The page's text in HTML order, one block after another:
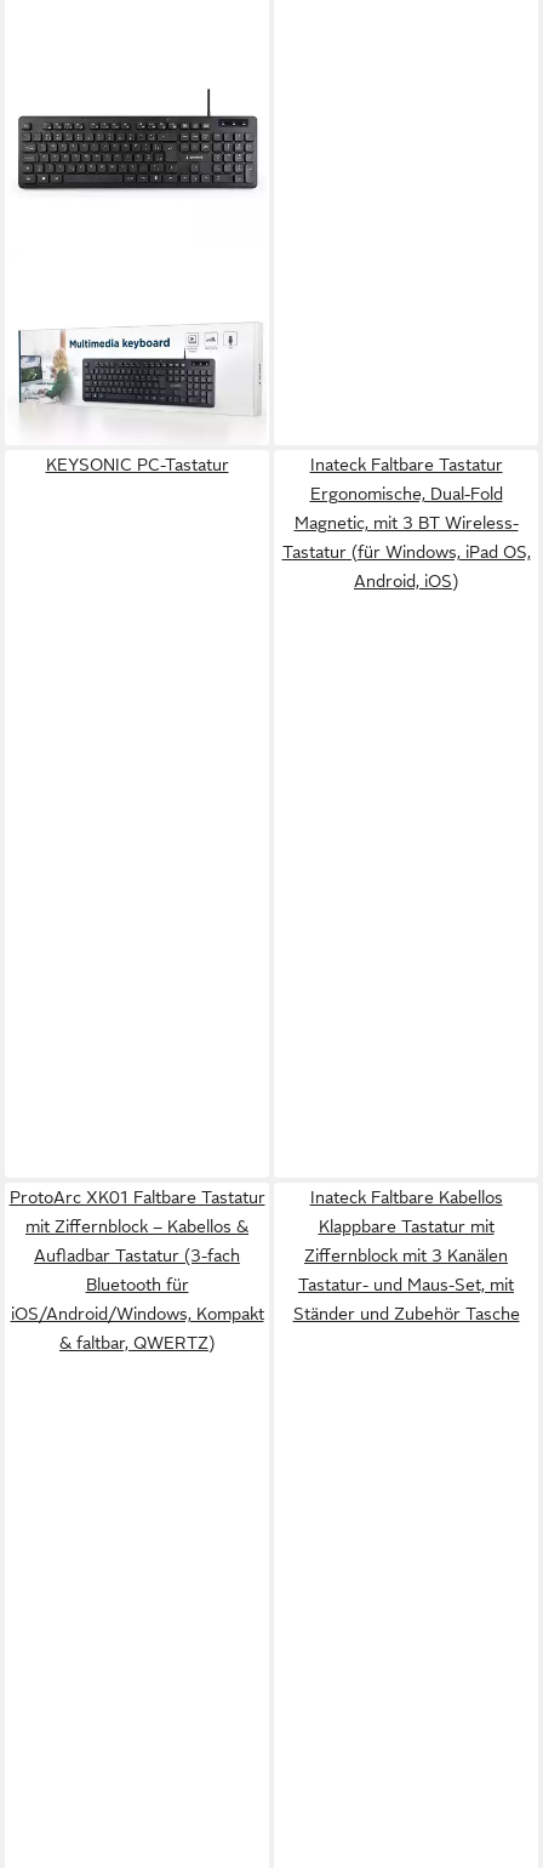
praktische Hotkeys)
18,49 €
lieferbar - in 4-5 Werktagen bei dir
KEYSONIC PC-Tastatur
Inateck Faltbare Tastatur
Ergonomische, Dual-Fold
Magnetic, mit 3 BT Wireless-
Tastatur (für Windows, iPad OS,
Android, iOS)
ProtoArc XK01 Faltbare Tastatur
mit Ziffernblock – Kabellos &
Aufladbar Tastatur (3-fach
Bluetooth für
iOS/Android/Windows, Kompakt
& faltbar, QWERTZ)
Inateck Faltbare Kabellos
Klappbare Tastatur mit
Ziffernblock mit 3 Kanälen
Tastatur- und Maus-Set, mit
Ständer und Zubehör Tasche